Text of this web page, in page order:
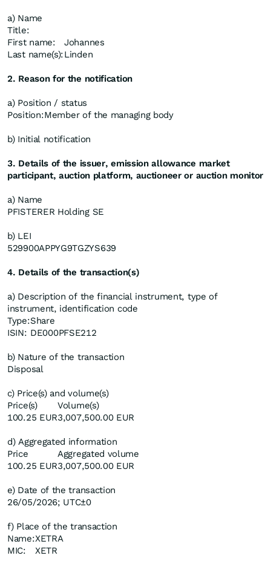
a) Name
Title:
First name:
Johannes
Last name(s):Linden
2. Reason for the notification
a) Position / status
Position:Member of the managing body
b) Initial notification
3. Details of the issuer, emission allowance market
participant, auction platform, auctioneer or auction monitor
a) Name
PFISTERER Holding SE
b) LEI
529900APPYG9TGZYS639
4. Details of the transaction(s)
a) Description of the financial instrument, type of
instrument, identification code
Type:Share
ISIN: DE000PFSE212
b) Nature of the transaction
Disposal
c) Price(s) and volume(s)
Price(s)
Volume(s)
100.25 EUR3,007,500.00 EUR
d) Aggregated information
Price
Aggregated volume
100.25 EUR3,007,500.00 EUR
e) Date of the transaction
26/05/2026; UTC±0
f) Place of the transaction
Name:XETRA
MIC:
XETR